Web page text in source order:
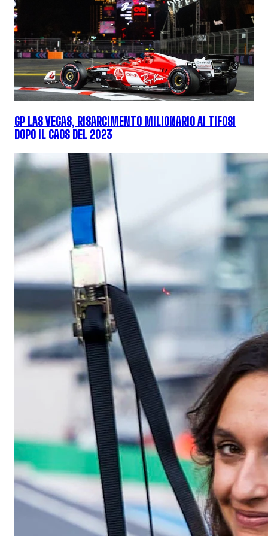
GP LAS VEGAS, RISARCIMENTO MILIONARIO AI TIFOSI
DOPO IL CAOS DEL 2023